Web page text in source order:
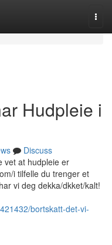
Hudpleie i
Discuss
vet at hudpleie er
i tilfelle du trenger et
vi deg dekka/dkket/kalt!
bortskatt-det-vi-